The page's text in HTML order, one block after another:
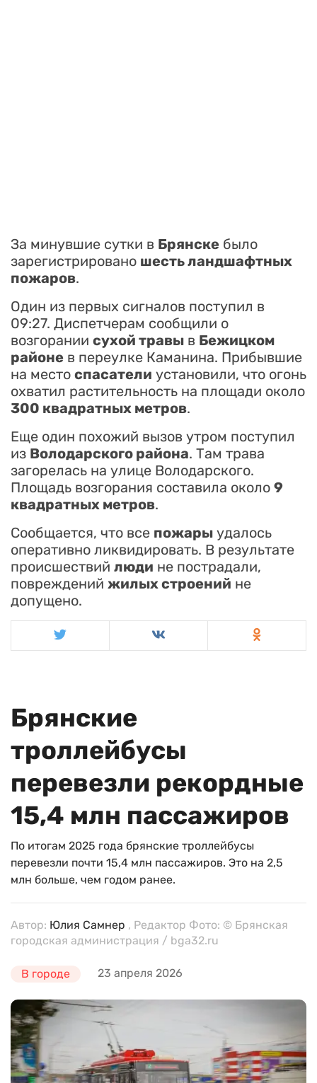
За минувшие сутки в Брянске было
зарегистрировано шесть ландшафтных
пожаров.
Один из первых сигналов поступил в
09:27. Диспетчерам сообщили о
возгорании сухой травы в Бежицком
районе в переулке Каманина. Прибывшие
на место спасатели установили, что огонь
охватил растительность на площади около
300 квадратных метров.
Еще один похожий вызов утром поступил
из Володарского района. Там трава
загорелась на улице Володарского.
Площадь возгорания составила около 9
квадратных метров.
Сообщается, что все пожары удалось
оперативно ликвидировать. В результате
происшествий люди не пострадали,
повреждений жилых строений не
допущено.
Брянские
троллейбусы
перевезли рекордные
15,4 млн пассажиров
По итогам 2025 года брянские троллейбусы
перевезли почти 15,4 млн пассажиров. Это на 2,5
млн больше, чем годом ранее.
Автор: Юлия Самнер , Редактор Фото: © Брянская
городская администрация / bga32.ru
В городе 23 апреля 2026